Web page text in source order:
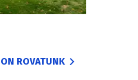
ROVATUNK